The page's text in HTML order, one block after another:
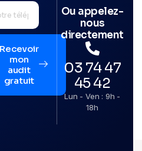
Recevoir
mon
audit
gratuit
Ou appelez-
nous
directement
03 74 47
45 42
Lun - Ven : 9h -
18h